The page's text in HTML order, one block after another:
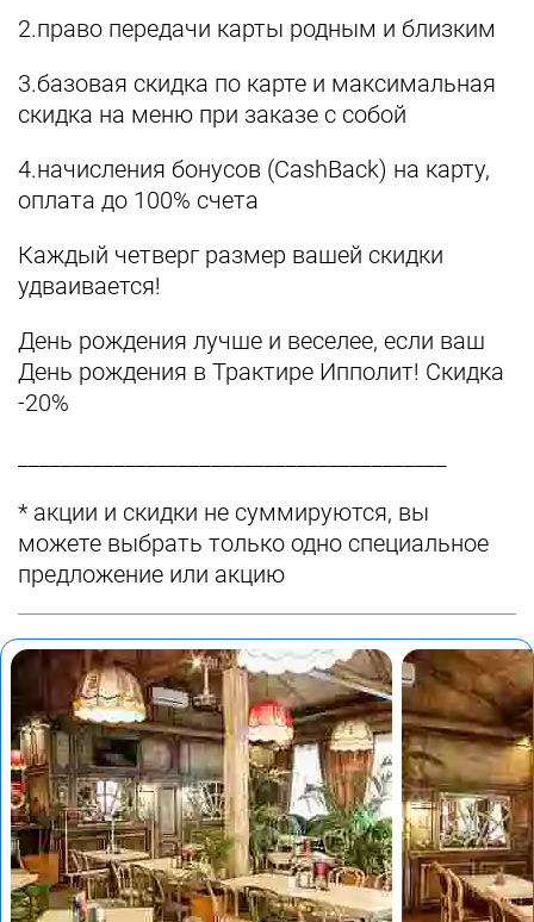
2.право передачи карты родным и близким
3.базовая скидка по карте и максимальная
скидка на меню при заказе с собой
4.начисления бонусов (CashBack) на карту,
оплата до 100% счета
Каждый четверг размер вашей скидки
удваивается!
День рождения лучше и веселее, если ваш
День рождения в Трактире Ипполит! Скидка
-20%
* акции и скидки не суммируются, вы
можете выбрать только одно специальное
предложение или акцию